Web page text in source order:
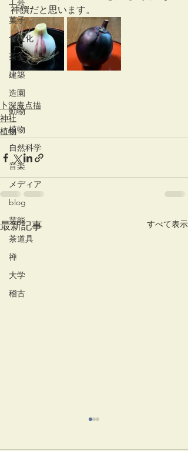
菓子
食文化
茶会
建築
造園
動物
植物
自然科学
音楽
メディア
blog
芸能
茶道具
禅
大学
稽古
神饌だと思います。
卜深庵点描
神社
植物
最新記事 すべて表示